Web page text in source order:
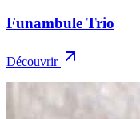
Funambule Trio
Découvrir